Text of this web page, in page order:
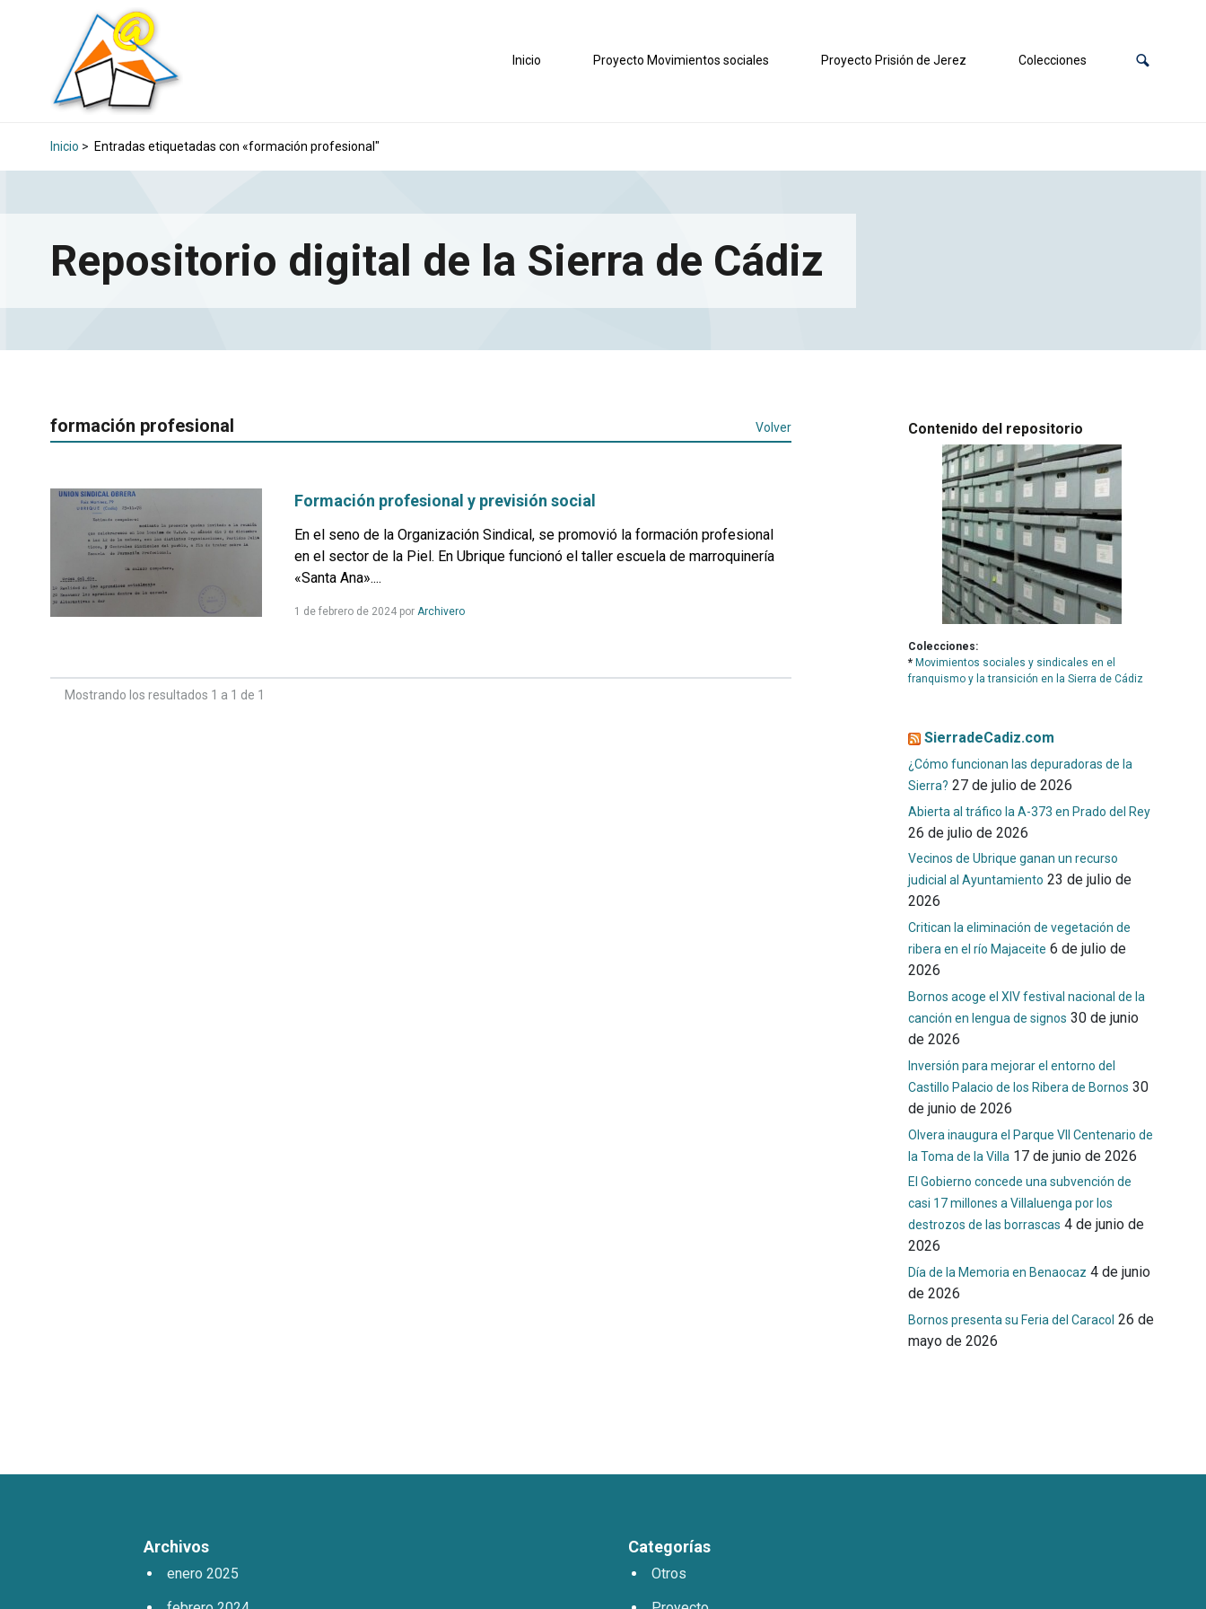
Inicio Proyecto Movimientos sociales Proyecto Prisión de Jerez Colecciones
Inicio > Entradas etiquetadas con «formación profesional"
Repositorio digital de la Sierra de Cádiz
formación profesional Volver
Formación profesional y previsión social
En el seno de la Organización Sindical, se promovió la formación profesional
en el sector de la Piel. En Ubrique funcionó el taller escuela de marroquinería
«Santa Ana»....
1 de febrero de 2024por ArchiveroLeer
Mostrando los resultados 1 a 1 de 1
Contenido del repositorio
Colecciones:
* Movimientos sociales y sindicales en el
franquismo y la transición en la Sierra de Cádiz
SierradeCadiz.com
¿Cómo funcionan las depuradoras de la
Sierra? 27 de julio de 2026
Abierta al tráfico la A-373 en Prado del Rey
26 de julio de 2026
Vecinos de Ubrique ganan un recurso
judicial al Ayuntamiento 23 de julio de
2026
Critican la eliminación de vegetación de
ribera en el río Majaceite 6 de julio de
2026
Bornos acoge el XIV festival nacional de la
canción en lengua de signos 30 de junio
de 2026
Inversión para mejorar el entorno del
Castillo Palacio de los Ribera de Bornos 30
de junio de 2026
Olvera inaugura el Parque VII Centenario de
la Toma de la Villa 17 de junio de 2026
El Gobierno concede una subvención de
casi 17 millones a Villaluenga por los
destrozos de las borrascas 4 de junio de
2026
Día de la Memoria en Benaocaz 4 de junio
de 2026
Bornos presenta su Feria del Caracol 26 de
mayo de 2026
Archivos
enero 2025
Categorías
Otros